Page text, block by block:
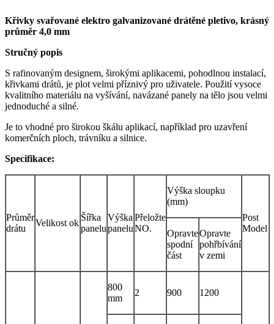
Křivky svařované elektro galvanizované drátěné pletivo, krásný
průměr 4,0 mm
Stručný popis
S rafinovaným designem, širokými aplikacemi, pohodlnou instalací,
křivkami drátů, je plot velmi příznivý pro uživatele. Použití vysoce
kvalitního materiálu na vyšívání, navázané panely na tělo jsou velmi
jednoduché a silné.
Je to vhodné pro širokou škálu aplikací, například pro uzavření
komerčních ploch, trávníku a silnice.
Specifikace:
Průměr
drátu
Velikost ok
Šířka
panelu
Výška
panelu
Přeložte
NO.
Výška sloupku
(mm)
Post
Model
Opravte
spodní
část
Opravte
pohřbívání
v zemi
800
mm
2 900 1200